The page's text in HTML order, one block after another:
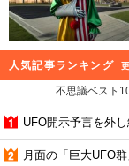
人気記事ランキング
不思議ベスト
UFO開示予言を外
月面の「巨大UFO